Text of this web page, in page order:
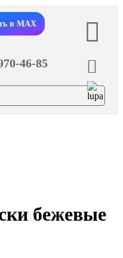
в MAX
46-85
бежевые